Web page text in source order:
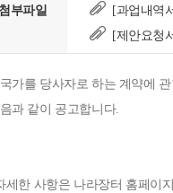
첨부파일
[과업내역
[제안요청
국가를 당사자로 하는 계약에
과 같이 공고합니다.
세한 사항은 나라장터 홈페이